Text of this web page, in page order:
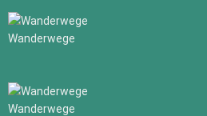
Wanderwege
Wanderwege